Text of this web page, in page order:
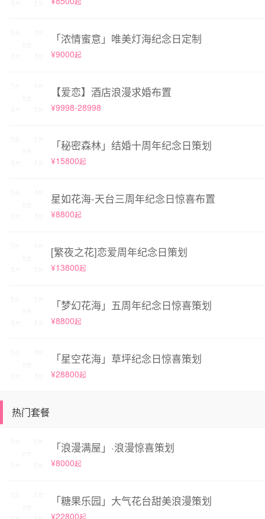
「浓情蜜意」唯美灯海纪念日定制
¥9000起
【爱恋】酒店浪漫求婚布置
¥9998-28998
「秘密森林」结婚十周年纪念日策划
¥15800起
星如花海-天台三周年纪念日惊喜布置
¥8800起
[繁夜之花]恋爱周年纪念日策划
¥13800起
「梦幻花海」五周年纪念日惊喜策划
¥8800起
「星空花海」草坪纪念日惊喜策划
¥28800起
热门套餐
「浪漫满屋」·浪漫惊喜策划
¥8000起
「糖果乐园」大气花台甜美浪漫策划
¥22800起